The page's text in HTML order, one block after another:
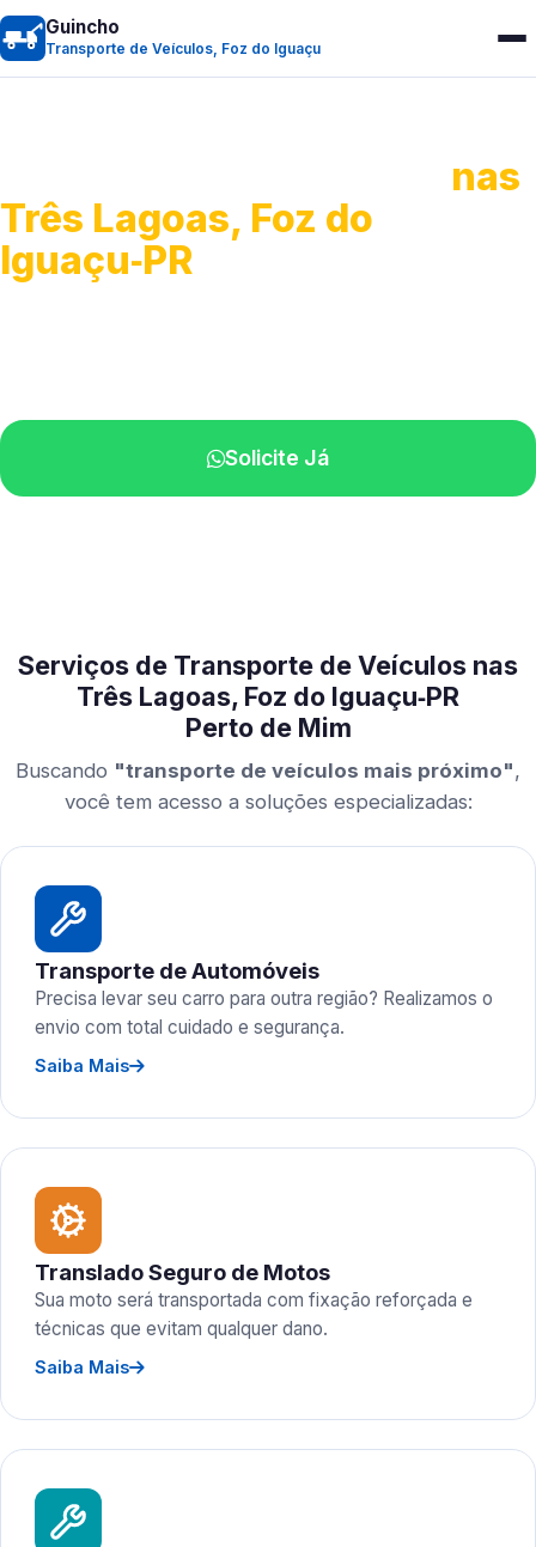
Guincho
Transporte de Veículos, Foz do Iguaçu
nas
Três Lagoas, Foz do
Iguaçu‑PR
Solicite Já
Serviços de Transporte de Veículos nas
Três Lagoas, Foz do Iguaçu‑PR
Perto de Mim
Buscando "transporte de veículos mais próximo",
você tem acesso a soluções especializadas:
Transporte de Automóveis
Precisa levar seu carro para outra região? Realizamos o
envio com total cuidado e segurança.
Saiba Mais
Translado Seguro de Motos
Sua moto será transportada com fixação reforçada e
técnicas que evitam qualquer dano.
Saiba Mais